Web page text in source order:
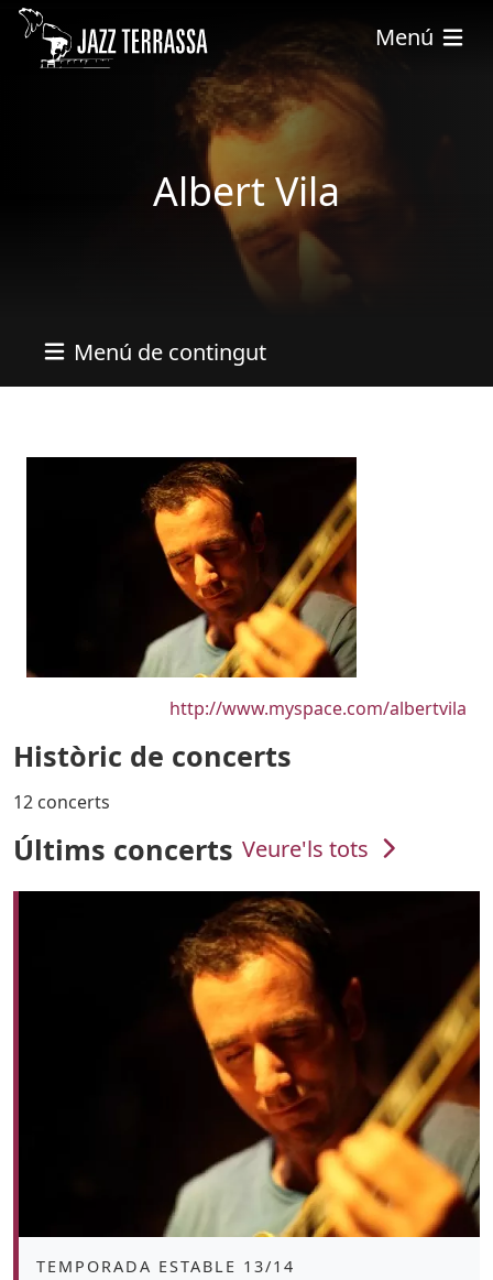
Skip to main content
Menú
Albert Vila
Menú de contingut
URL
http://www.myspace.com/albertvila
Històric de concerts
12 concerts
Últims concerts Veure'ls tots
Àmbit
TEMPORADA ESTABLE 13/14